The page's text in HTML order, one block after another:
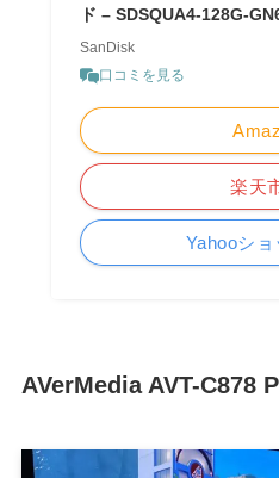
ド – SDSQUA4-128G-
SanDisk
口コミを見る
楽天
Yahooシ
AVerMedia AVT-C878